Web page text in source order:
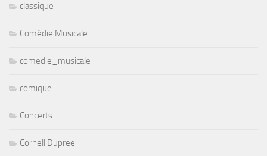
classique
Comédie Musicale
comedie_musicale
comique
Concerts
Cornell Dupree